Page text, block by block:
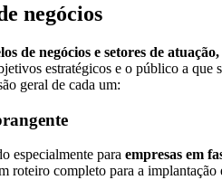
negócios
de negócios e setores de atuação,
estratégicos e o público a
geral de cada um:
especialmente para empresas em
roteiro completo para a